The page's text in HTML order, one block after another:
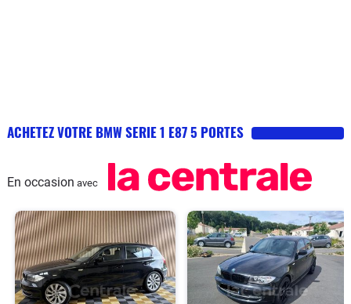
ACHETEZ VOTRE BMW SERIE 1 E87 5 PORTES
En occasion avec